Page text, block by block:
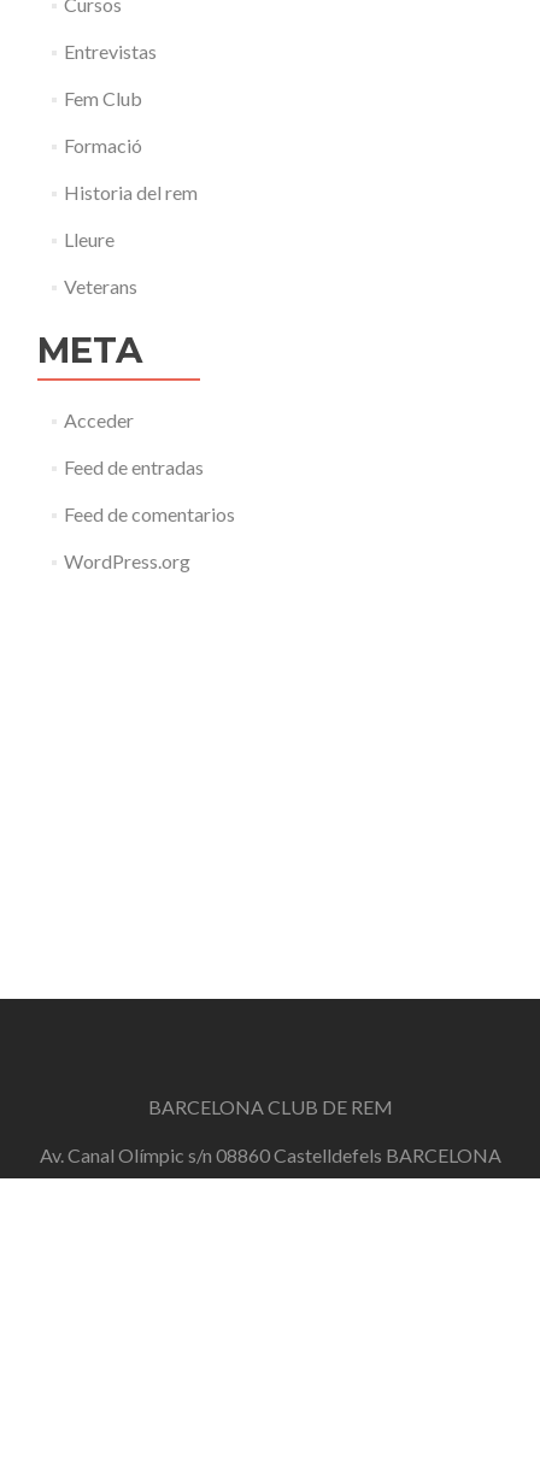
Entrevistas
Fem Club
Formació
Historia del rem
Lleure
Veterans
META
Acceder
Feed de entradas
Feed de comentarios
WordPress.org
BARCELONA CLUB DE REM
Av. Canal Olímpic s/n 08860 Castelldefels BARCELONA